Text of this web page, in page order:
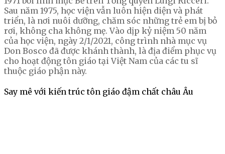
Sau năm 1975, học viện vẫn luôn hiện diện và phát
triển, là nơi nuôi dưỡng, chăm sóc những trẻ em bị bỏ
rơi, không cha không mẹ. Vào dịp kỷ niệm 50 năm
của học viện, ngày 2/1/2021, công trình nhà mục vụ
Don Bosco đã được khánh thành, là địa điểm phục vụ
cho hoạt động tôn giáo tại Việt Nam của các tu sĩ
thuộc giáo phận này.
Say mê với kiến trúc tôn giáo đậm chất châu Âu